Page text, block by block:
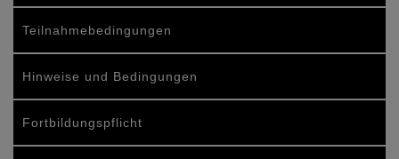
Teilnahmebedingungen
Hinweise und Bedingungen
Fortbildungspflicht